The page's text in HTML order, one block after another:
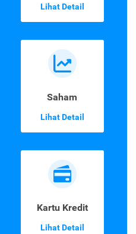
Lihat Detail
Saham
Lihat Detail
Kartu Kredit
Lihat Detail